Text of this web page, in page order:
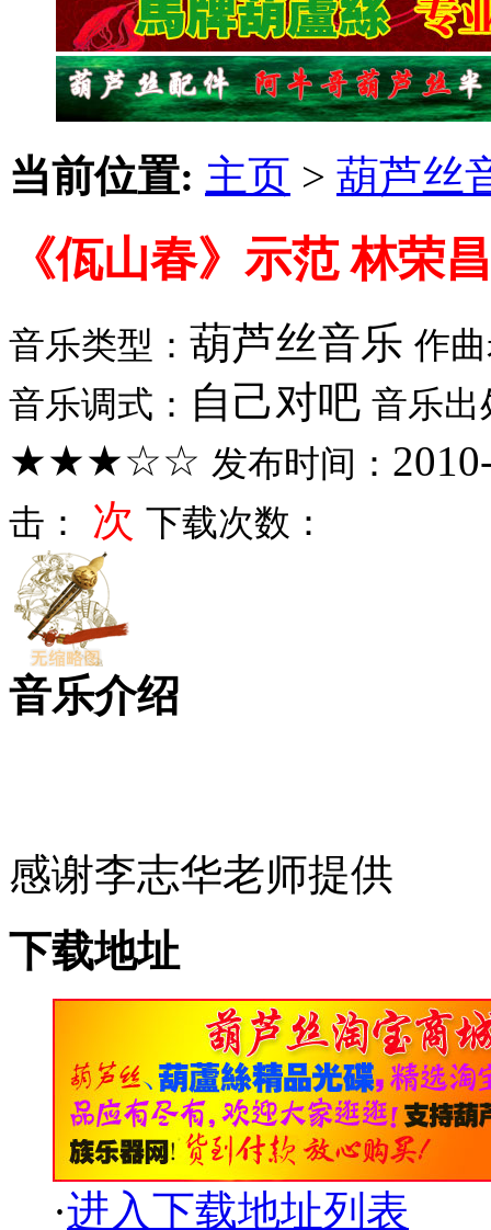
当前位置: 主页 > 葫芦丝
《佤山春》示范 林荣昌
音乐类型： 葫芦丝音乐 作
音乐调式： 自己对吧 音乐出
★★★☆☆ 发布时间：
击： 次 下载次数：
音乐介绍
感谢李志华老师提供
下载地址
·进入下载地址列表